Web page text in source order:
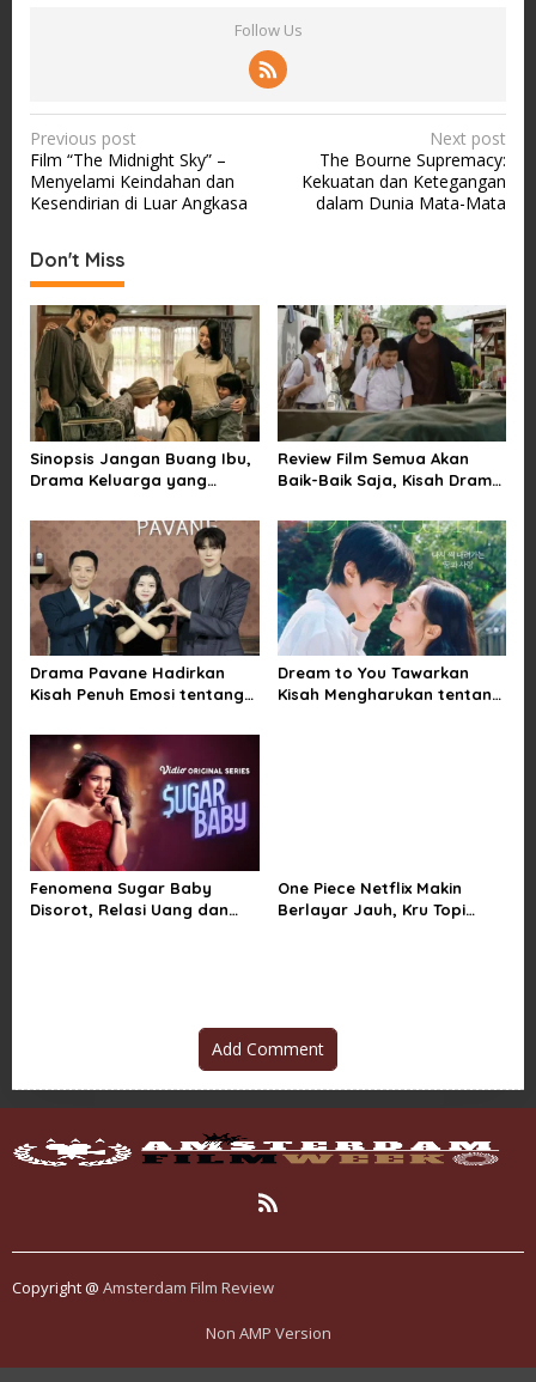
Follow Us
P
o
s
n
a
v
i
g
a
t
o
n
Previous post
Film “The Midnight Sky” –
Menyelami Keindahan dan
Kesendirian di Luar Angkasa
Next post
The Bourne Supremacy:
Kekuatan dan Ketegangan
dalam Dunia Mata-Mata
Don't Miss
Sinopsis Jangan Buang Ibu,
Drama Keluarga yang
Sayang dan Bakti kepada
Orang Tua
Review Film Semua Akan
Baik-Baik Saja, Kisah Drama
tentang Kehilangan dan
Harapan
Drama Pavane Hadirkan
Kisah Penuh Emosi tentang
Kesempatan Memulai
Kembali
Dream to You Tawarkan
Kisah Mengharukan tentang
Fenomena Sugar Baby
Disorot, Relasi Uang dan
One Piece Netflix Makin
Berlayar Jauh, Kru Topi
Add Comment
Copyright @ Amsterdam Film Review
Non AMP Version